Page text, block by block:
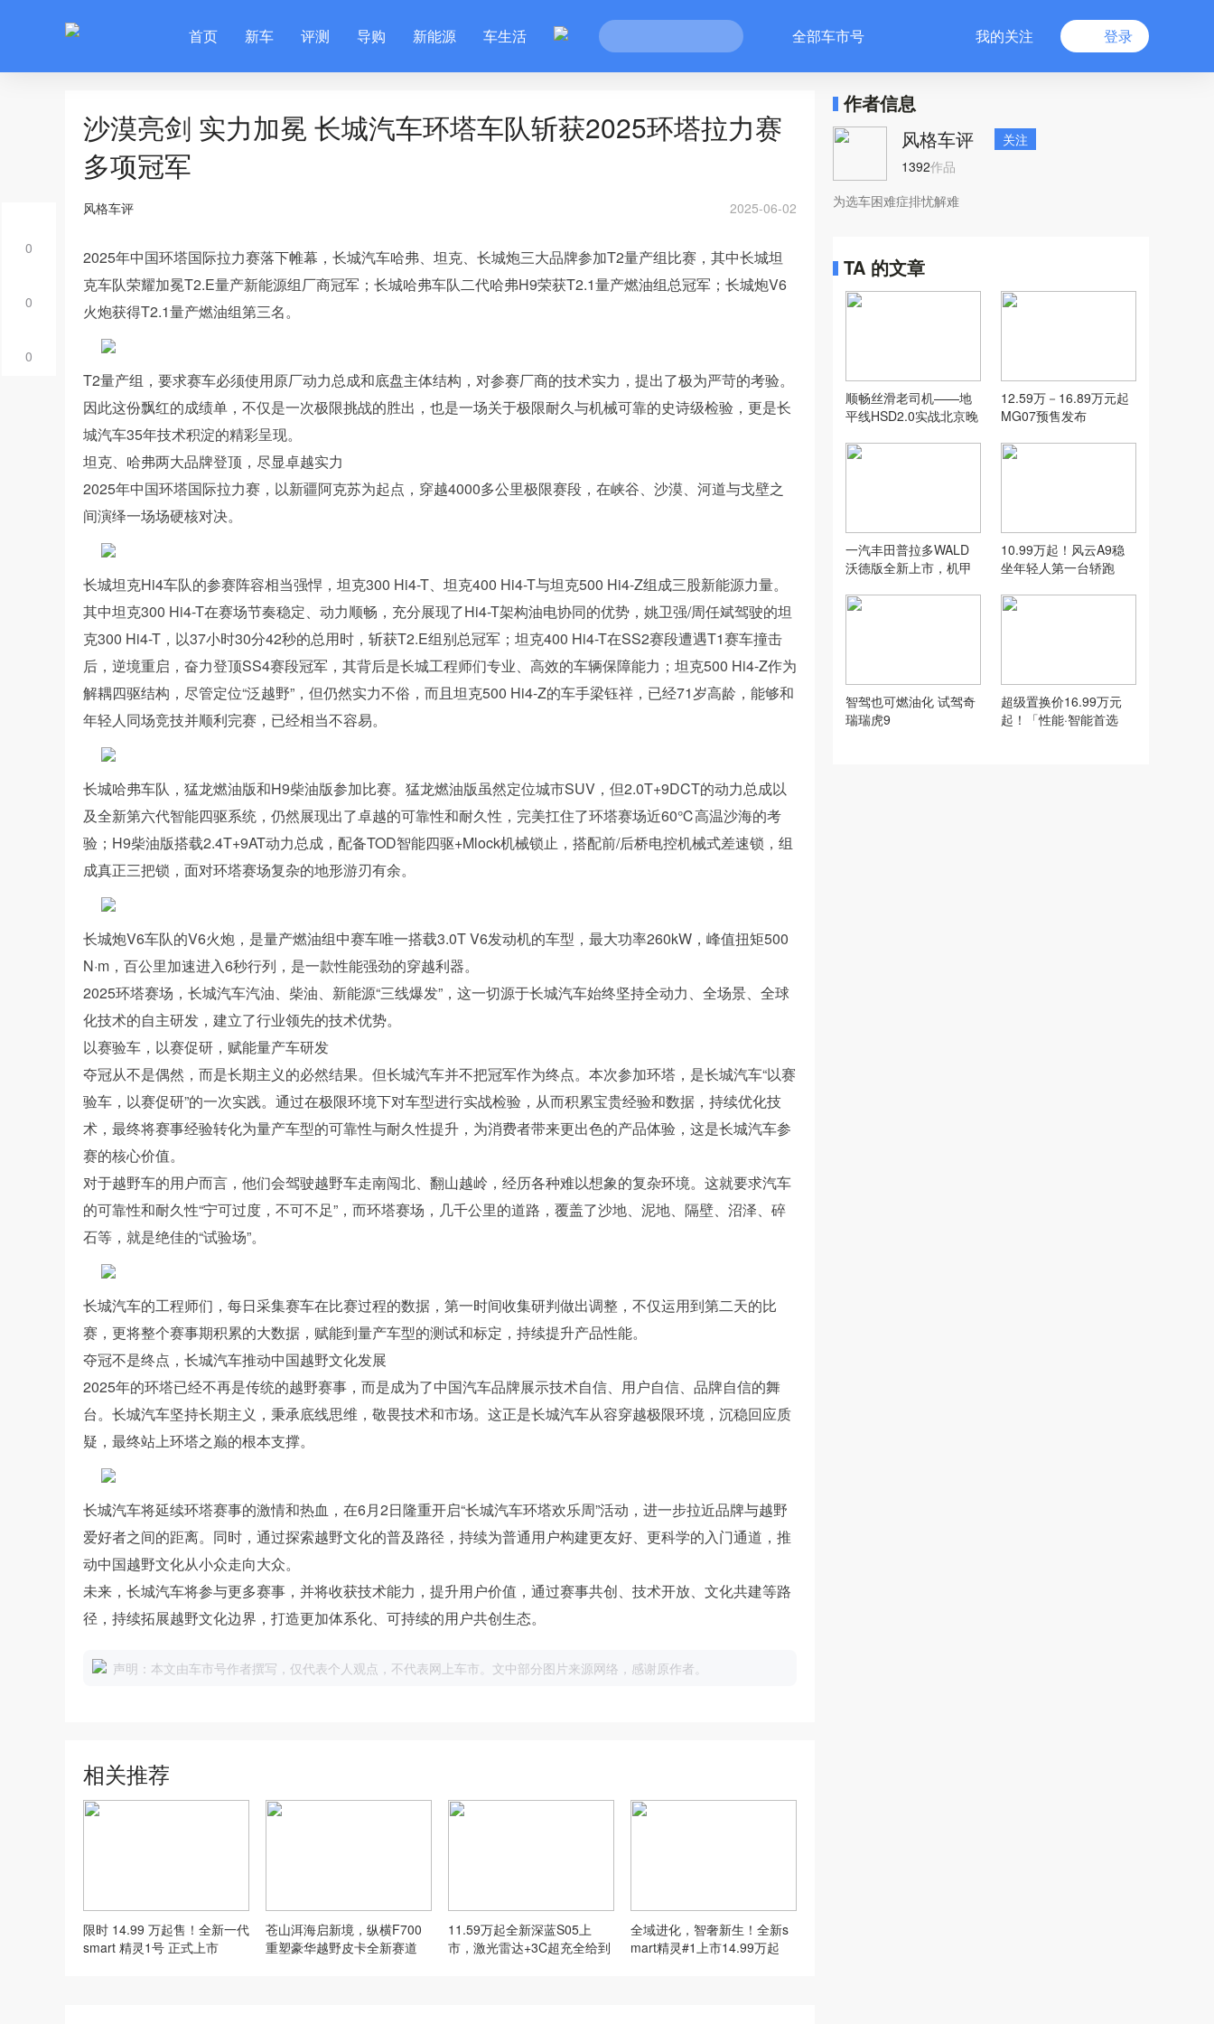
首页 新车 评测 导购 新能源 车生活 全部车市号 我的关注 登录
0
0
0
沙漠亮剑 实力加冕 长城汽车环塔车队斩获2025环塔拉力赛
多项冠军
风格车评 2025-06-02
2025年中国环塔国际拉力赛落下帷幕，长城汽车哈弗、坦克、长城炮三大品牌参加T2量产组比赛，其中长城坦
克车队荣耀加冕T2.E量产新能源组厂商冠军；长城哈弗车队二代哈弗H9荣获T2.1量产燃油组总冠军；长城炮V6
火炮获得T2.1量产燃油组第三名。
T2量产组，要求赛车必须使用原厂动力总成和底盘主体结构，对参赛厂商的技术实力，提出了极为严苛的考验。
因此这份飘红的成绩单，不仅是一次极限挑战的胜出，也是一场关于极限耐久与机械可靠的史诗级检验，更是长
城汽车35年技术积淀的精彩呈现。
坦克、哈弗两大品牌登顶，尽显卓越实力
2025年中国环塔国际拉力赛，以新疆阿克苏为起点，穿越4000多公里极限赛段，在峡谷、沙漠、河道与戈壁之
间演绎一场场硬核对决。
长城坦克Hi4车队的参赛阵容相当强悍，坦克300 Hi4-T、坦克400 Hi4-T与坦克500 Hi4-Z组成三股新能源力量。
其中坦克300 Hi4-T在赛场节奏稳定、动力顺畅，充分展现了Hi4-T架构油电协同的优势，姚卫强/周任斌驾驶的坦
克300 Hi4-T，以37小时30分42秒的总用时，斩获T2.E组别总冠军；坦克400 Hi4-T在SS2赛段遭遇T1赛车撞击
后，逆境重启，奋力登顶SS4赛段冠军，其背后是长城工程师们专业、高效的车辆保障能力；坦克500 Hi4-Z作为
解耦四驱结构，尽管定位“泛越野”，但仍然实力不俗，而且坦克500 Hi4-Z的车手梁钰祥，已经71岁高龄，能够和
年轻人同场竞技并顺利完赛，已经相当不容易。
长城哈弗车队，猛龙燃油版和H9柴油版参加比赛。猛龙燃油版虽然定位城市SUV，但2.0T+9DCT的动力总成以
及全新第六代智能四驱系统，仍然展现出了卓越的可靠性和耐久性，完美扛住了环塔赛场近60℃高温沙海的考
验；H9柴油版搭载2.4T+9AT动力总成，配备TOD智能四驱+Mlock机械锁止，搭配前/后桥电控机械式差速锁，组
成真正三把锁，面对环塔赛场复杂的地形游刃有余。
长城炮V6车队的V6火炮，是量产燃油组中赛车唯一搭载3.0T V6发动机的车型，最大功率260kW，峰值扭矩500
N·m，百公里加速进入6秒行列，是一款性能强劲的穿越利器。
2025环塔赛场，长城汽车汽油、柴油、新能源“三线爆发”，这一切源于长城汽车始终坚持全动力、全场景、全球
化技术的自主研发，建立了行业领先的技术优势。
以赛验车，以赛促研，赋能量产车研发
夺冠从不是偶然，而是长期主义的必然结果。但长城汽车并不把冠军作为终点。本次参加环塔，是长城汽车“以赛
验车，以赛促研”的一次实践。通过在极限环境下对车型进行实战检验，从而积累宝贵经验和数据，持续优化技
术，最终将赛事经验转化为量产车型的可靠性与耐久性提升，为消费者带来更出色的产品体验，这是长城汽车参
赛的核心价值。
对于越野车的用户而言，他们会驾驶越野车走南闯北、翻山越岭，经历各种难以想象的复杂环境。这就要求汽车
的可靠性和耐久性“宁可过度，不可不足”，而环塔赛场，几千公里的道路，覆盖了沙地、泥地、隔壁、沼泽、碎
石等，就是绝佳的“试验场”。
长城汽车的工程师们，每日采集赛车在比赛过程的数据，第一时间收集研判做出调整，不仅运用到第二天的比
赛，更将整个赛事期积累的大数据，赋能到量产车型的测试和标定，持续提升产品性能。
夺冠不是终点，长城汽车推动中国越野文化发展
2025年的环塔已经不再是传统的越野赛事，而是成为了中国汽车品牌展示技术自信、用户自信、品牌自信的舞
台。长城汽车坚持长期主义，秉承底线思维，敬畏技术和市场。这正是长城汽车从容穿越极限环境，沉稳回应质
疑，最终站上环塔之巅的根本支撑。
长城汽车将延续环塔赛事的激情和热血，在6月2日隆重开启“长城汽车环塔欢乐周”活动，进一步拉近品牌与越野
爱好者之间的距离。同时，通过探索越野文化的普及路径，持续为普通用户构建更友好、更科学的入门通道，推
动中国越野文化从小众走向大众。
未来，长城汽车将参与更多赛事，并将收获技术能力，提升用户价值，通过赛事共创、技术开放、文化共建等路
径，持续拓展越野文化边界，打造更加体系化、可持续的用户共创生态。
声明：本文由车市号作者撰写，仅代表个人观点，不代表网上车市。文中部分图片来源网络，感谢原作者。
相关推荐
限时 14.99 万起售！全新一代
smart 精灵1号 正式上市
苍山洱海启新境，纵横F700
重塑豪华越野皮卡全新赛道
11.59万起全新深蓝S05上
市，激光雷达+3C超充全给到
全域进化，智奢新生！全新s
mart精灵#1上市14.99万起
作者信息
风格车评
关注
1392作品
为选车困难症排忧解难
TA 的文章
顺畅丝滑老司机——地
平线HSD2.0实战北京晚
12.59万－16.89万元起
MG07预售发布
一汽丰田普拉多WALD
沃德版全新上市，机甲
10.99万起！风云A9稳
坐年轻人第一台轿跑
智驾也可燃油化 试驾奇
瑞瑞虎9
超级置换价16.99万元
起！「性能·智能首选